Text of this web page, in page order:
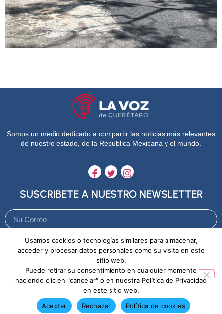
Somos un medio dedicado a compartir las noticias más relevantes
de nuestro estado, de la Republica Mexicana y el mundo.
SUSCRIBETE A NUESTRO NEWSLETTER
Enviar
Copyright © 2026. La voz Queretaro
Aviso de Privacidad Política de Cookies
Usamos cookies o tecnologías similares para almacenar,
acceder y procesar datos personales como su visita en este
sitio web.
Puede retirar su consentimiento en cualquier momento
haciendo clic en "cancelar" o en nuestra Política de Privacidad
en este sitio web.
Aceptar
Rechazar Política de cookies